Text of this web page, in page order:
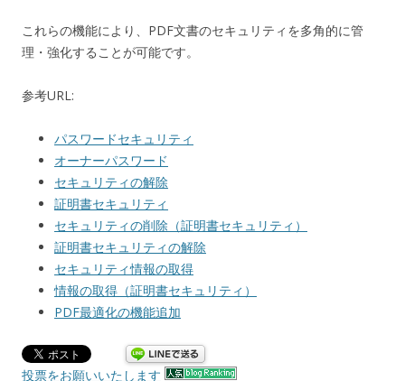
これらの機能により、PDF文書のセキュリティを多角的に管
理・強化することが可能です。
参考URL:
パスワードセキュリティ
オーナーパスワード
セキュリティの解除
証明書セキュリティ
セキュリティの削除（証明書セキュリティ）
証明書セキュリティの解除
セキュリティ情報の取得
情報の取得（証明書セキュリティ）
PDF最適化の機能追加
投票をお願いいたします